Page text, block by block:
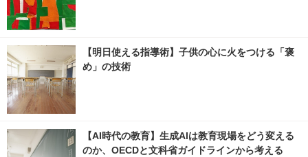
【明日使える指導術】子供の心に火をつける「褒
め」の技術
【AI時代の教育】生成AIは教育現場をどう変える
のか、OECDと文科省ガイドラインから考える